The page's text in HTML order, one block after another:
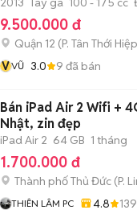
9.500.000 đ
Quận 12 (P. Tân Thới Hiệp
VVŨ 3.0 9 đã bán
Bán iPad Air 2 Wifi +
Nhật, zin đẹp
iPad Air 2 64 GB 1 tháng
1.700.000 đ
Thành phố Thủ Đức (P.
THIÊN LÂM PC 4.8 139